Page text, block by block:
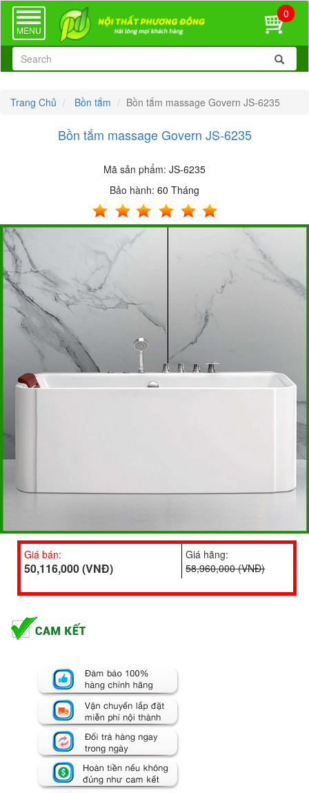
TOGGLE
NAVIGATION
MENU
0
Trang Chủ Bồn tắm Bồn tắm massage Govern JS-6235
Bồn tắm massage Govern JS-6235
Mã sản phẩm: JS-6235
Bảo hành: 60 Tháng
Giá bán:
50,116,000 (VNĐ)
Giá hãng:
58,960,000 (VNĐ)